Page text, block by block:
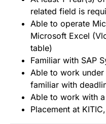
related field is
Able to operate
Microsoft Excel
table)
Familiar with SAP
Able to work
familiar with
Able to work with
Placement at